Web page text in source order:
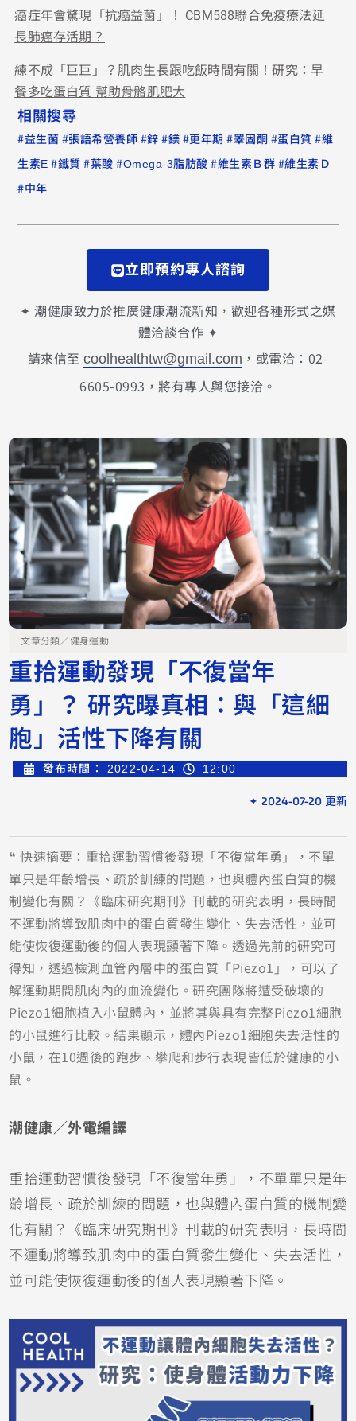
癌症年會驚現「抗癌益菌」！ CBM588聯合免疫療法延
長肺癌存活期？
練不成「巨巨」？肌肉生長跟吃飯時間有關！研究：早
餐多吃蛋白質 幫助骨骼肌肥大
相關搜尋
#益生菌 #張語希營養師 #鋅 #鎂 #更年期 #睪固酮 #蛋白質 #維
生素E #鐵質 #葉酸 #Omega-3脂肪酸 #維生素Ｂ群 #維生素Ｄ
#中年
立即預約專人諮詢
✦ 潮健康致力於推廣健康潮流新知，歡迎各種形式之媒
體洽談合作 ✦
請來信至coolhealthtw@gmail.com ，或電洽：02-
6605-0993，將有專人與您接洽。
文章分類／健身運動
重拾運動發現「不復當年
勇」？ 研究曝真相：與「這細
胞」活性下降有關
發布時間： 2022-04-14 12:00
✦ 2024-07-20 更新
❝ 快速摘要：重拾運動習慣後發現「不復當年勇」，不單
單只是年齡增長、疏於訓練的問題，也與體內蛋白質的機
制變化有關？《臨床研究期刊》刊載的研究表明，長時間
不運動將導致肌肉中的蛋白質發生變化、失去活性，並可
能使恢復運動後的個人表現顯著下降。透過先前的研究可
得知，透過檢測血管內層中的蛋白質「Piezo1」，可以了
解運動期間肌肉內的血流變化。研究團隊將遭受破壞的
Piezo1細胞植入小鼠體內，並將其與具有完整Piezo1細胞
的小鼠進行比較。結果顯示，體內Piezo1細胞失去活性的
小鼠，在10週後的跑步、攀爬和步行表現皆低於健康的小
鼠。
潮健康／外電編譯
重拾運動習慣後發現「不復當年勇」，不單單只是年
齡增長、疏於訓練的問題，也與體內蛋白質的機制變
化有關？《臨床研究期刊》刊載的研究表明，長時間
不運動將導致肌肉中的蛋白質發生變化、失去活性，
並可能使恢復運動後的個人表現顯著下降。